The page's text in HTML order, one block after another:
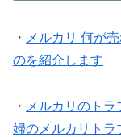
・ メルカリ 何が
のを紹介します
・ メルカリのト
婦のメルカリトラ